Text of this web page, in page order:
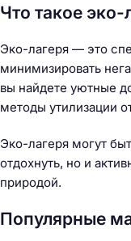
Что такое эко-
Эко-лагеря — это
минимизировать
вы найдете уютные
методы утилизации
Эко-лагеря могут
отдохнуть, но и
природой.
Популярные